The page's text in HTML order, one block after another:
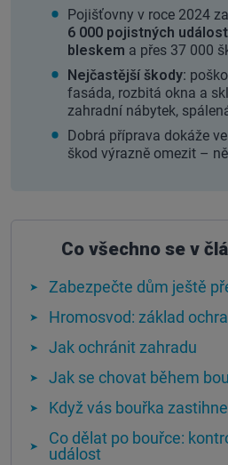
Pojišťovny v roce 2024
6 000 pojistných
bleskem a přes 37 000
Nejčastější škody:
fasáda, rozbitá okna a
zahradní nábytek,
Dobrá příprava dokáže
škod výrazně omezit –
Co všechno se v
Zabezpečte dům ještě
Hromosvod: základ
Jak ochránit zahradu
Jak se chovat během
Když vás bouřka
Co dělat po bouřce:
událost